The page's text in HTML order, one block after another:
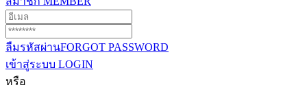
ลืมรหัสผ่านFORGOT PASSWORD
เข้าสู่ระบบ LOGIN
หรือ